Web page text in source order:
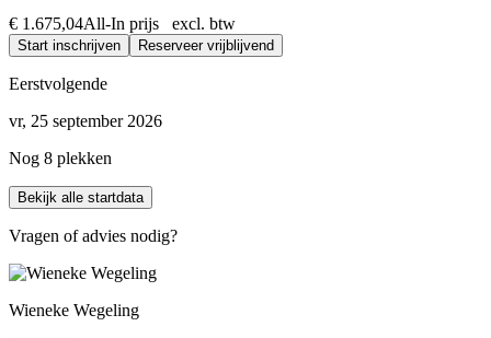
€ 1.675,04All-In prijs excl. btw
Start inschrijven Reserveer vrijblijvend
Eerstvolgende
vr, 25 september 2026
Nog 8 plekken
Bekijk alle startdata
Vragen of advies nodig?
Wieneke Wegeling